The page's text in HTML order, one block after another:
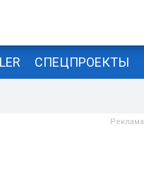
СПЕЦПРОЕКТЫ